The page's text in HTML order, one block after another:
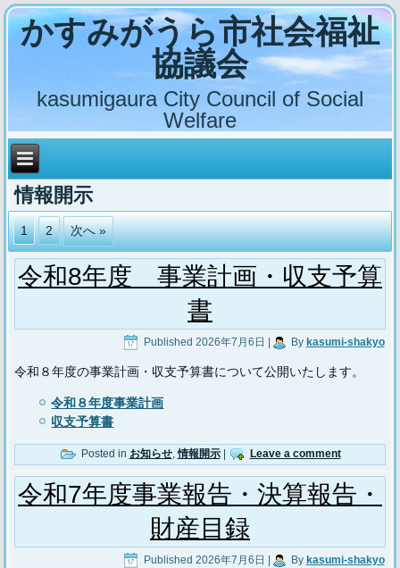
かすみがうら市社会福祉
協議会
kasumigaura City Council of Social
Welfare
情報開示
1 2 次へ »
令和8年度 事業計画・収支予算
書
Published 2026年7月6日 By kasumi-shakyo
令和８年度の事業計画・収支予算書について公開いたします。
令和８年度事業計画
収支予算書
Posted in お知らせ,情報開示| Leave a comment
令和7年度事業報告・決算報告・
財産目録
Published 2026年7月6日 By kasumi-shakyo